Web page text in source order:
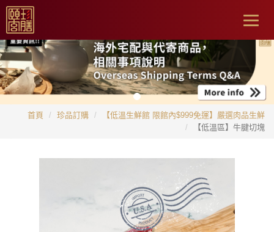
首頁 珍品訂購
【低溫生鮮館 限館內$999免運】嚴選肉品生鮮
【低溫區】牛腱切塊